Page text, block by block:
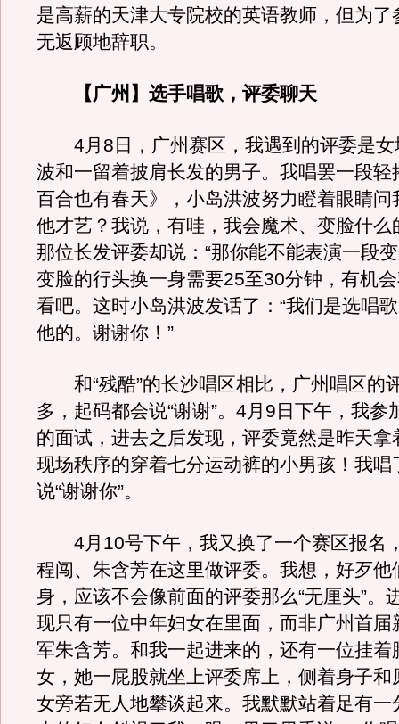
是高薪的天津大专院校的英语教师，但为了
无返顾地辞职。
【广州】选手唱歌，评委聊天
4月8日，广州赛区，我遇到的评委是女
波和一留着披肩长发的男子。我唱罢一段轻
百合也有春天》，小岛洪波努力瞪着眼睛问
他才艺？我说，有哇，我会魔术、变脸什么
那位长发评委却说：“那你能不能表演一段
变脸的行头换一身需要25至30分钟，有机
看吧。这时小岛洪波发话了：“我们是选唱
他的。谢谢你！”
和“残酷”的长沙唱区相比，广州唱区的
多，起码都会说“谢谢”。4月9日下午，我参
的面试，进去之后发现，评委竟然是昨天拿
现场秩序的穿着七分运动裤的小男孩！我唱
说“谢谢你”。
4月10号下午，我又换了一个赛区报名
程闯、朱含芳在这里做评委。我想，好歹他
身，应该不会像前面的评委那么“无厘头”。
现只有一位中年妇女在里面，而非广州首届
军朱含芳。和我一起进来的，还有一位挂着
女，她一屁股就坐上评委席上，侧着身子和
女旁若无人地攀谈起来。我默默站着足有一